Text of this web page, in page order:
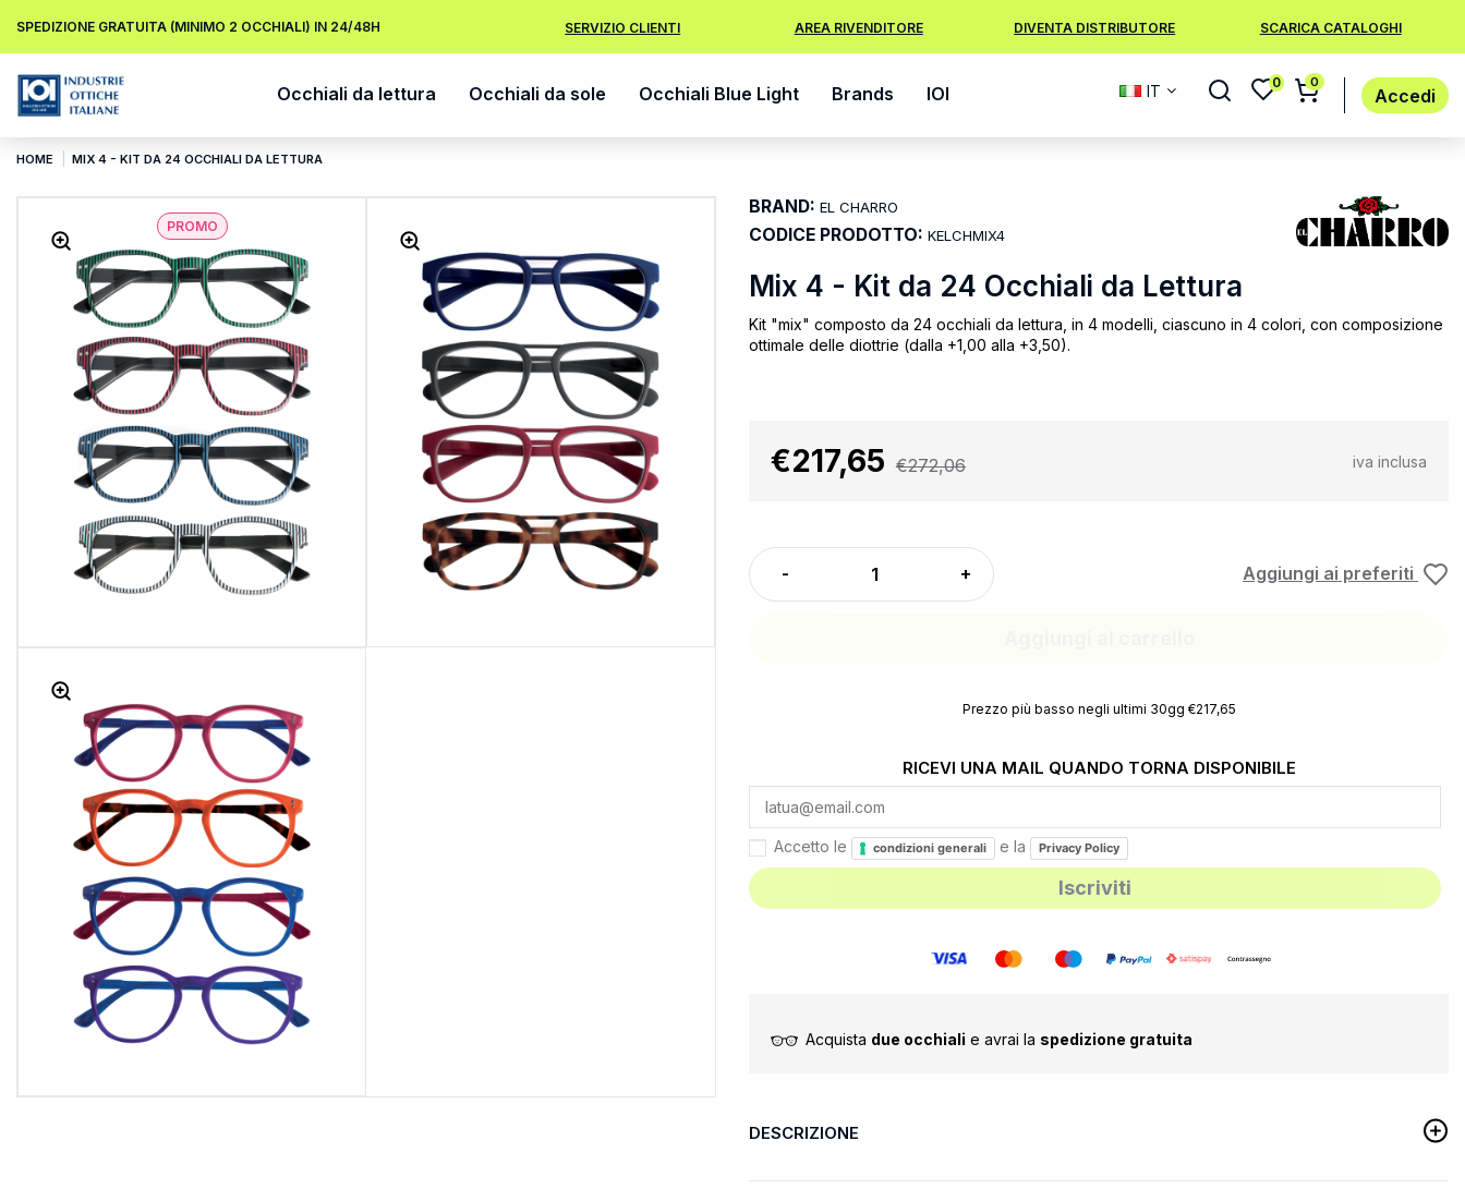
SPEDIZIONE GRATUITA (MINIMO 2 OCCHIALI) IN 24/48H SERVIZIO CLIENTI AREA RIVENDITORE DIVENTA DISTRIBUTORE SCARICA CATALOGHI
Occhiali da lettura Occhiali da sole Occhiali Blue Light Brands IOI IT 0 0
Accedi
HOME MIX 4 - KIT DA 24 OCCHIALI DA LETTURA
PROMO
Mix 4 - Kit da 24 Occhiali da Lettura
Kit "mix" composto da 24 occhiali da lettura, in 4 modelli, ciascuno in 4 colori, con composizione
ottimale delle diottrie (dalla +1,00 alla +3,50).
BRAND: EL CHARRO
CODICE PRODOTTO: KELCHMIX4
€217,65 €272,06 iva inclusa
Aggiungi ai preferiti
Prezzo più basso negli ultimi 30gg €217,65
RICEVI UNA MAIL QUANDO TORNA DISPONIBILE
Accetto le condizioni generali e la Privacy Policy
Acquista due occhiali e avrai la spedizione gratuita
DESCRIZIONE